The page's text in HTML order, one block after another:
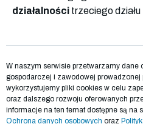
działalności trzeciego działu
W naszym serwisie przetwarzamy dane
gospodarczej i zawodowej
wykorzystujemy pliki cookies w celu
oraz dalszego rozwoju oferowanych
informacje na ten temat dostępne są na
Ochrona danych osobowych oraz